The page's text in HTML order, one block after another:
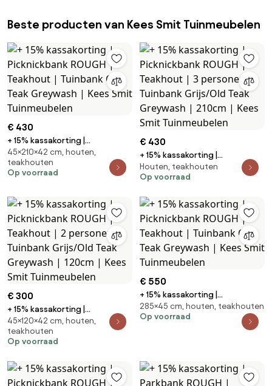
Beste producten van Kees Smit Tuinmeubelen
€ 430
+ 15% kassakorting |
Picknickbank ROUGH | Teakhout
| Tuinbank Old Teak Greywash |
Kees Smit Tuinmeubelen
45×210×42 cm, houten,
teakhouten
Op voorraad
€ 430
+ 15% kassakorting |
Picknickbank ROUGH | Teakhout
| 3 personen | Tuinbank
210cm | Kees Smit Tuinmeubelen
Houten, teakhouten
Op voorraad
€ 300
+ 15% kassakorting |
Picknickbank ROUGH | Teakhout
| 2 personen | Tuinbank
Grijs/Old Teak Greywash |
45×120×42 cm, houten,
teakhouten
Op voorraad
€ 550
+ 15% kassakorting |
Picknickbank ROUGH | Teakhout
| Tuinbank Old Teak Greywash |
285×45 cm, houten, teakhouten
Op voorraad